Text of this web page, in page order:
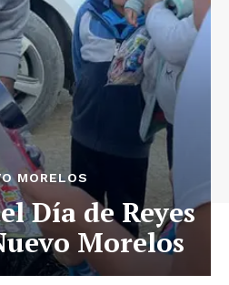
MORELOS
Día de Reyes
Morelos